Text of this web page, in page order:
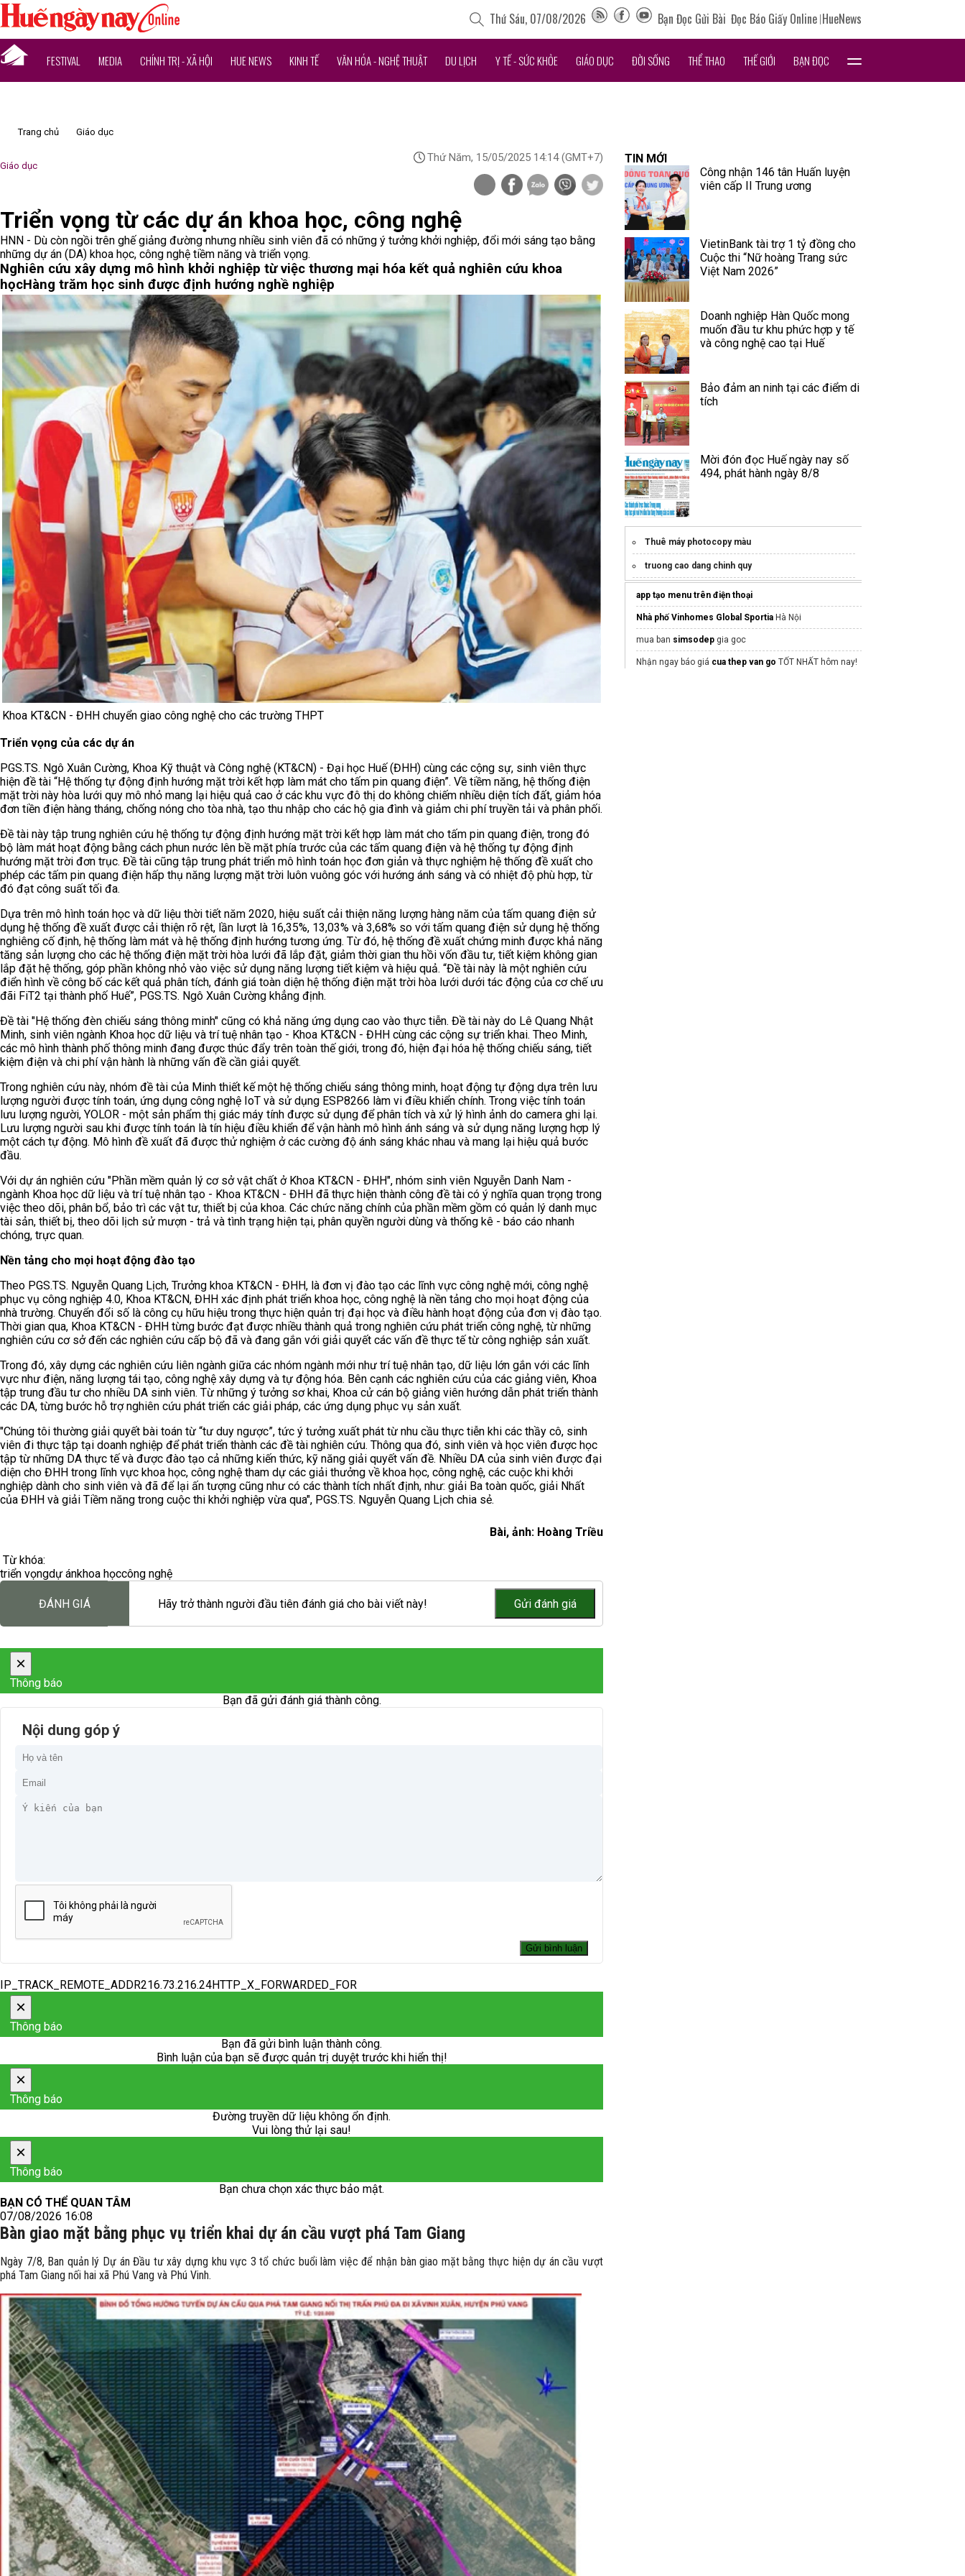
Thứ Sáu, 07/08/2026 Bạn Đọc Gửi Bài Đọc Báo Giấy Online HueNews
FESTIVAL MEDIA CHÍNH TRỊ - XÃ HỘI HUE NEWS KINH TẾ VĂN HÓA - NGHỆ THUẬT DU LỊCH Y TẾ - SỨC KHỎE GIÁO DỤC ĐỜI SỐNG THỂ THAO THẾ GIỚI BẠN ĐỌC
Trang chủ Giáo dục
Giáo dục
Thứ Năm, 15/05/2025 14:14(GMT+7)
Triển vọng từ các dự án khoa học, công nghệ
HNN - Dù còn ngồi trên ghế giảng đường nhưng nhiều sinh viên đã có những ý tưởng khởi nghiệp, đổi mới sáng tạo bằng
những dự án (DA) khoa học, công nghệ tiềm năng và triển vọng.
Nghiên cứu xây dựng mô hình khởi nghiệp từ việc thương mại hóa kết quả nghiên cứu khoa
họcHàng trăm học sinh được định hướng nghề nghiệp
Khoa KT&CN - ĐHH chuyển giao công nghệ cho các trường THPT
Triển vọng của các dự án
PGS.TS. Ngô Xuân Cường, Khoa Kỹ thuật và Công nghệ (KT&CN) - Đại học Huế (ĐHH) cùng các cộng sự, sinh viên thực
hiện đề tài “Hệ thống tự động định hướng mặt trời kết hợp làm mát cho tấm pin quang điện”. Về tiềm năng, hệ thống điện
mặt trời này hòa lưới quy mô nhỏ mang lại hiệu quả cao ở các khu vực đô thị do không chiếm nhiều diện tích đất, giảm hóa
đơn tiền điện hàng tháng, chống nóng cho tòa nhà, tạo thu nhập cho các hộ gia đình và giảm chi phí truyền tải và phân phối.
Đề tài này tập trung nghiên cứu hệ thống tự động định hướng mặt trời kết hợp làm mát cho tấm pin quang điện, trong đó
bộ làm mát hoạt động bằng cách phun nước lên bề mặt phía trước của các tấm quang điện và hệ thống tự động định
hướng mặt trời đơn trục. Đề tài cũng tập trung phát triển mô hình toán học đơn giản và thực nghiệm hệ thống đề xuất cho
phép các tấm pin quang điện hấp thụ năng lượng mặt trời luôn vuông góc với hướng ánh sáng và có nhiệt độ phù hợp, từ
đó đạt công suất tối đa.
Dựa trên mô hình toán học và dữ liệu thời tiết năm 2020, hiệu suất cải thiện năng lượng hàng năm của tấm quang điện sử
dụng hệ thống đề xuất được cải thiện rõ rệt, lần lượt là 16,35%, 13,03% và 3,68% so với tấm quang điện sử dụng hệ thống
nghiêng cố định, hệ thống làm mát và hệ thống định hướng tương ứng. Từ đó, hệ thống đề xuất chứng minh được khả năng
tăng sản lượng cho các hệ thống điện mặt trời hòa lưới đã lắp đặt, giảm thời gian thu hồi vốn đầu tư, tiết kiệm không gian
lắp đặt hệ thống, góp phần không nhỏ vào việc sử dụng năng lượng tiết kiệm và hiệu quả. “Đề tài này là một nghiên cứu
điển hình về công bố các kết quả phân tích, đánh giá toàn diện hệ thống điện mặt trời hòa lưới dưới tác động của cơ chế ưu
đãi FiT2 tại thành phố Huế”, PGS.TS. Ngô Xuân Cường khẳng định.
Đề tài "Hệ thống đèn chiếu sáng thông minh" cũng có khả năng ứng dụng cao vào thực tiễn. Đề tài này do Lê Quang Nhật
Minh, sinh viên ngành Khoa học dữ liệu và trí tuệ nhân tạo - Khoa KT&CN - ĐHH cùng các cộng sự triển khai. Theo Minh,
các mô hình thành phố thông minh đang được thúc đẩy trên toàn thế giới, trong đó, hiện đại hóa hệ thống chiếu sáng, tiết
kiệm điện và chi phí vận hành là những vấn đề cần giải quyết.
Trong nghiên cứu này, nhóm đề tài của Minh thiết kế một hệ thống chiếu sáng thông minh, hoạt động tự động dựa trên lưu
lượng người được tính toán, ứng dụng công nghệ IoT và sử dụng ESP8266 làm vi điều khiển chính. Trong việc tính toán
lưu lượng người, YOLOR - một sản phẩm thị giác máy tính được sử dụng để phân tích và xử lý hình ảnh do camera ghi lại.
Lưu lượng người sau khi được tính toán là tín hiệu điều khiển để vận hành mô hình ánh sáng và sử dụng năng lượng hợp lý
một cách tự động. Mô hình đề xuất đã được thử nghiệm ở các cường độ ánh sáng khác nhau và mang lại hiệu quả bước
đầu.
Với dự án nghiên cứu "Phần mềm quản lý cơ sở vật chất ở Khoa KT&CN - ĐHH", nhóm sinh viên Nguyễn Danh Nam -
ngành Khoa học dữ liệu và trí tuệ nhân tạo - Khoa KT&CN - ĐHH đã thực hiện thành công đề tài có ý nghĩa quan trọng trong
việc theo dõi, phân bổ, bảo trì các vật tư, thiết bị của khoa. Các chức năng chính của phần mềm gồm có quản lý danh mục
tài sản, thiết bị, theo dõi lịch sử mượn - trả và tình trạng hiện tại, phân quyền người dùng và thống kê - báo cáo nhanh
chóng, trực quan.
Nền tảng cho mọi hoạt động đào tạo
Theo PGS.TS. Nguyễn Quang Lịch, Trưởng khoa KT&CN - ĐHH, là đơn vị đào tạo các lĩnh vực công nghệ mới, công nghệ
phục vụ công nghiệp 4.0, Khoa KT&CN, ĐHH xác định phát triển khoa học, công nghệ là nền tảng cho mọi hoạt động của
nhà trường. Chuyển đổi số là công cụ hữu hiệu trong thực hiện quản trị đại học và điều hành hoạt động của đơn vị đào tạo.
Thời gian qua, Khoa KT&CN - ĐHH từng bước đạt được nhiều thành quả trong nghiên cứu phát triển công nghệ, từ những
nghiên cứu cơ sở đến các nghiên cứu cấp bộ đã và đang gắn với giải quyết các vấn đề thực tế từ công nghiệp sản xuất.
Trong đó, xây dựng các nghiên cứu liên ngành giữa các nhóm ngành mới như trí tuệ nhân tạo, dữ liệu lớn gắn với các lĩnh
vực như điện, năng lượng tái tạo, công nghệ xây dựng và tự động hóa. Bên cạnh các nghiên cứu của các giảng viên, Khoa
tập trung đầu tư cho nhiều DA sinh viên. Từ những ý tưởng sơ khai, Khoa cử cán bộ giảng viên hướng dẫn phát triển thành
các DA, từng bước hỗ trợ nghiên cứu phát triển các giải pháp, các ứng dụng phục vụ sản xuất.
"Chúng tôi thường giải quyết bài toán từ “tư duy ngược”, tức ý tưởng xuất phát từ nhu cầu thực tiễn khi các thầy cô, sinh
viên đi thực tập tại doanh nghiệp để phát triển thành các đề tài nghiên cứu. Thông qua đó, sinh viên và học viên được học
tập từ những DA thực tế và được đào tạo cả những kiến thức, kỹ năng giải quyết vấn đề. Nhiều DA của sinh viên được đại
diện cho ĐHH trong lĩnh vực khoa học, công nghệ tham dự các giải thưởng về khoa học, công nghệ, các cuộc khi khởi
nghiệp dành cho sinh viên và đã để lại ấn tượng cũng như có các thành tích nhất định, như: giải Ba toàn quốc, giải Nhất
của ĐHH và giải Tiềm năng trong cuộc thi khởi nghiệp vừa qua", PGS.TS. Nguyễn Quang Lịch chia sẻ.
Bài, ảnh: Hoàng Triều
Từ khóa:
triển vọngdự ánkhoa họccông nghệ
ĐÁNH GIÁ Hãy trở thành người đầu tiên đánh giá cho bài viết này!
×
Thông báo
Bạn đã gửi đánh giá thành công.
Nội dung góp ý
IP_TRACK_REMOTE_ADDR216.73.216.24HTTP_X_FORWARDED_FOR
×
Thông báo
Bạn đã gửi bình luận thành công.
Bình luận của bạn sẽ được quản trị duyệt trước khi hiển thị!
×
Thông báo
Đường truyền dữ liệu không ổn định.
Vui lòng thử lại sau!
×
Thông báo
Bạn chưa chọn xác thực bảo mật.
BẠN CÓ THỂ QUAN TÂM
07/08/2026 16:08
Bàn giao mặt bằng phục vụ triển khai dự án cầu vượt phá Tam Giang
Ngày 7/8, Ban quản lý Dự án Đầu tư xây dựng khu vực 3 tổ chức buổi làm việc để nhận bàn giao mặt bằng thực hiện dự án cầu vượt
phá Tam Giang nối hai xã Phú Vang và Phú Vinh.
TIN MỚI
Công nhận 146 tân Huấn luyện
viên cấp II Trung ương
VietinBank tài trợ 1 tỷ đồng cho
Cuộc thi “Nữ hoàng Trang sức
Việt Nam 2026”
Doanh nghiệp Hàn Quốc mong
muốn đầu tư khu phức hợp y tế
và công nghệ cao tại Huế
Bảo đảm an ninh tại các điểm di
tích
Mời đón đọc Huế ngày nay số
494, phát hành ngày 8/8
Thuê máy photocopy màu
truong cao dang chinh quy
ngành nghề kinh doanh mới
app tạo menu trên điện thoại
Nhà phố Vinhomes Global Sportia Hà Nội
mua ban simsodep gia goc
Nhận ngay báo giá cua thep van go TỐT NHẤT hôm nay!